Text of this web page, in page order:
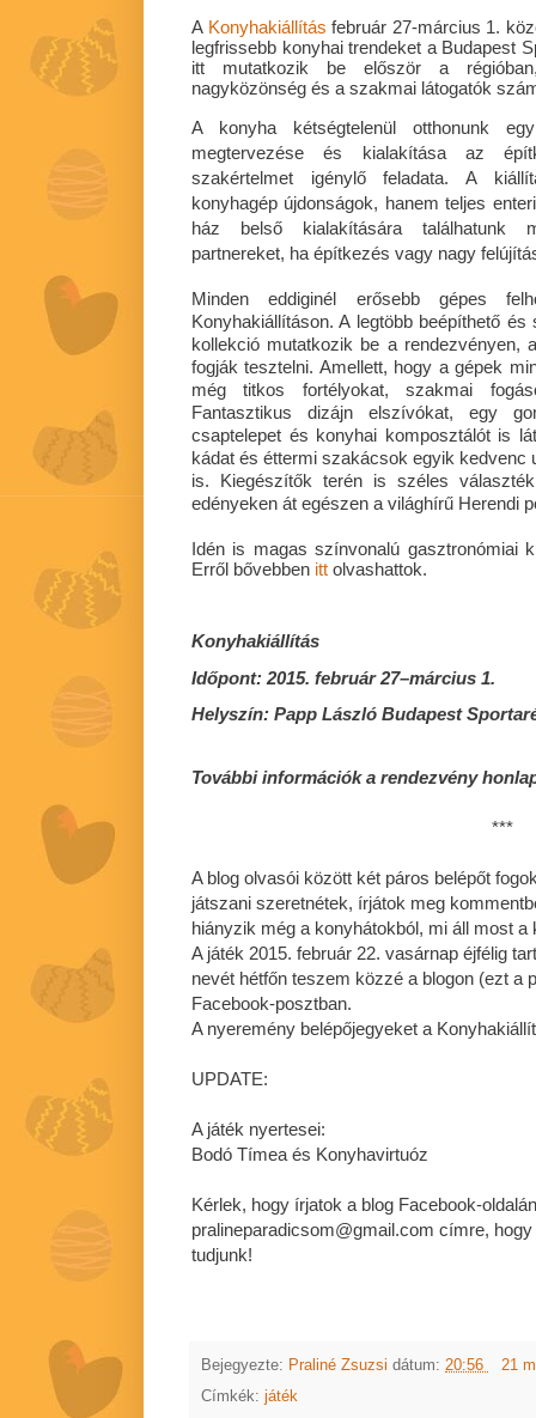
A Konyhakiállítás február 27-március 1.
legfrissebb konyhai trendeket a Budapest
itt mutatkozik be először a
nagyközönség és a szakmai látogatók
A konyha kétségtelenül otthonunk
megtervezése és kialakítása az
szakértelmet igénylő feladata. A
konyhagép újdonságok, hanem teljes
ház belső kialakítására találhatunk
partnereket, ha építkezés vagy nagy
Minden eddiginél erősebb gépes
Konyhakiállításon. A legtöbb beépíthető
kollekció mutatkozik be a rendezvényen,
fogják tesztelni. Amellett, hogy a gépek
még titkos fortélyokat, szakmai
Fantasztikus dizájn elszívókat, egy
csaptelepet és konyhai komposztálót is
kádat és éttermi szakácsok egyik kedvenc
is. Kiegészítők terén is széles
edényeken át egészen a világhírű Herendi
Idén is magas színvonalú gasztronómiai
Erről bővebben itt olvashattok.
Konyhakiállítás
Időpont: 2015. február 27–március 1.
Helyszín: Papp László Budapest
További információk a rendezvény
***
A blog olvasói között két páros belépőt
játszani szeretnétek, írjátok meg
hiányzik még a konyhátokból, mi áll most
A játék 2015. február 22. vasárnap éjfélig
nevét hétfőn teszem közzé a blogon (ezt a
Facebook-posztban.
A nyeremény belépőjegyeket a
UPDATE:
A játék nyertesei:
Bodó Tímea és Konyhavirtuóz
Kérlek, hogy írjatok a blog Facebook-
pralineparadicsom@gmail.com címre,
tudjunk!
Bejegyezte: Praliné Zsuzsi dátum: 20:56
21
Címkék: játék